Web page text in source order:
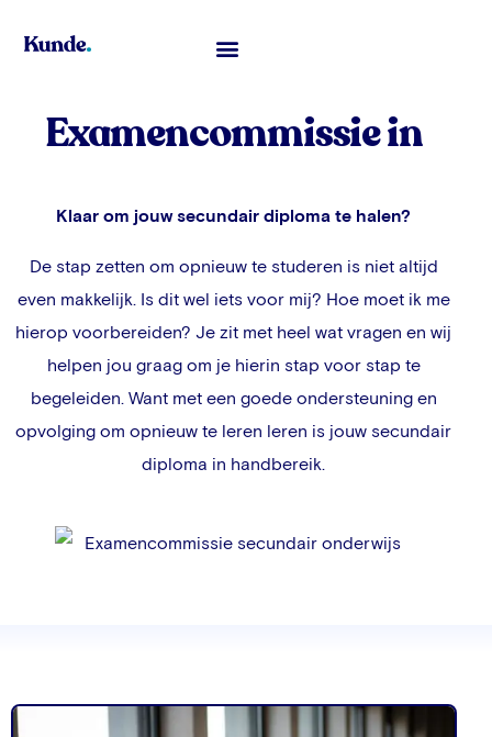
Examencommissie in
Klaar om jouw secundair diploma te halen?
De stap zetten om opnieuw te studeren is niet altijd
even makkelijk. Is dit wel iets voor mij? Hoe moet ik me
hierop voorbereiden? Je zit met heel wat vragen en wij
helpen jou graag om je hierin stap voor stap te
begeleiden. Want met een goede ondersteuning en
opvolging om opnieuw te leren leren is jouw secundair
diploma in handbereik.